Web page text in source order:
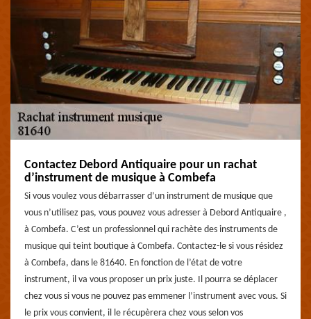
Contactez Debord Antiquaire pour un rachat
d’instrument de musique à Combefa
Si vous voulez vous débarrasser d’un instrument de musique que
vous n’utilisez pas, vous pouvez vous adresser à Debord Antiquaire ,
à Combefa. C’est un professionnel qui rachète des instruments de
musique qui teint boutique à Combefa. Contactez-le si vous résidez
à Combefa, dans le 81640. En fonction de l’état de votre
instrument, il va vous proposer un prix juste. Il pourra se déplacer
chez vous si vous ne pouvez pas emmener l’instrument avec vous. Si
le prix vous convient, il le récupèrera chez vous selon vos